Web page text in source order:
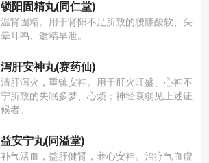
锁阳固精丸(同仁堂)
温肾固精。用于肾阳不足所致的腰膝酸软、头
晕耳鸣、遗精早泄。
泻肝安神丸(赛药仙)
清肝泻火，重镇安神。用于肝火旺盛、心神不
宁所致的失眠多梦、心烦；神经衰弱见上述证
候者。
益安宁丸(同溢堂)
补气活血，益肝健肾，养心安神。治疗气血虚